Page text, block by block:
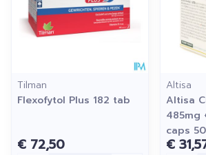
Tilman
Flexofytol Plus 182 tab
€ 72,50
Altisa
Altisa
485mg
caps 50
€